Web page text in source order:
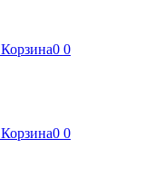
Корзина0 0
Корзина0 0